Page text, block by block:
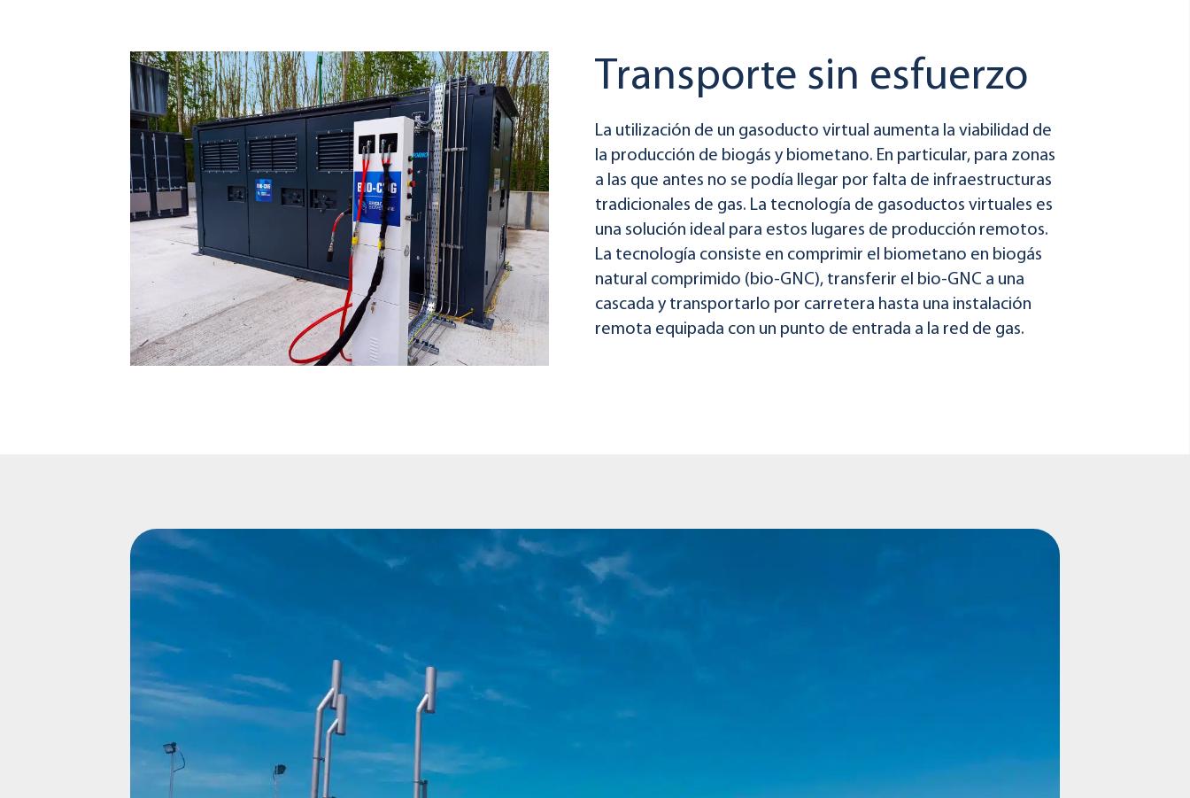
Transporte sin esfuerzo
La utilización de un gasoducto virtual aumenta la viabilidad de
la producción de biogás y biometano. En particular, para zonas
a las que antes no se podía llegar por falta de infraestructuras
tradicionales de gas. La tecnología de gasoductos virtuales es
una solución ideal para estos lugares de producción remotos.
La tecnología consiste en comprimir el biometano en biogás
natural comprimido (bio-GNC), transferir el bio-GNC a una
cascada y transportarlo por carretera hasta una instalación
remota equipada con un punto de entrada a la red de gas.